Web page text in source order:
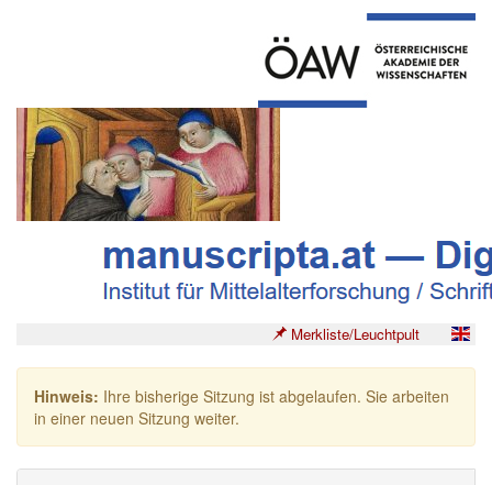
Merkliste/Leuchtpult
Hinweis: Ihre bisherige Sitzung ist abgelaufen. Sie arbeiten
in einer neuen Sitzung weiter.